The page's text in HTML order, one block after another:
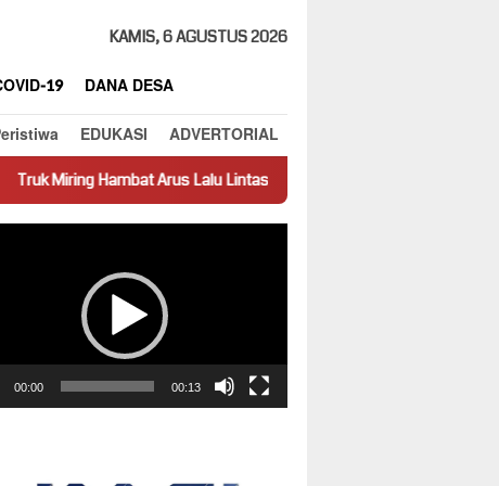
KAMIS, 6 AGUSTUS 2026
19
DANA DESA
EDUKASI ADVERTORIAL
Arus Lalu Lintas di Jalan Panti–Simpang Empat
00:00 00:13